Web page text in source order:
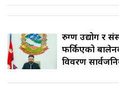
रुग्ण उद्योग र
फर्किएको
विवरण